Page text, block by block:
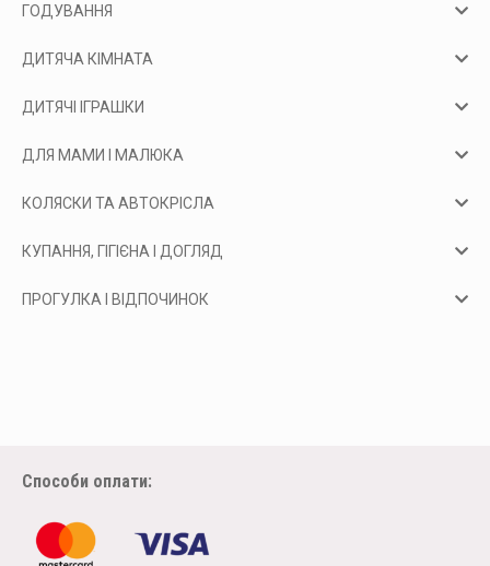
ГОДУВАННЯ
ДИТЯЧА КІМНАТА
ДИТЯЧІ ІГРАШКИ
ДЛЯ МАМИ І МАЛЮКА
КОЛЯСКИ ТА АВТОКРІСЛА
КУПАННЯ, ГІГІЄНА І ДОГЛЯД
ПРОГУЛКА І ВІДПОЧИНОК
Способи оплати: